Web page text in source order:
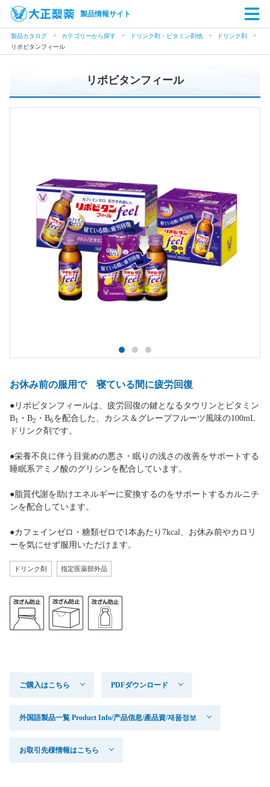
製品情報サイト
製品カタログ カテゴリーから探す ドリンク剤・ビタミン剤他
ドリンク剤
リポビタンフィール
リポビタンフィール
お休み前の服用で 寝ている間に疲労回復
●リポビタンフィールは、疲労回復の鍵となるタウリンとビタミン
B1 ・B2 ・B6を配合した、カシス＆グレープフルーツ風味の100mL
ドリンク剤です。
●栄養不良に伴う目覚めの悪さ・眠りの浅さの改善をサポートする
睡眠系アミノ酸のグリシンを配合しています。
●脂質代謝を助けエネルギーに変換するのをサポートするカルニチ
ンを配合しています。
●カフェインゼロ・糖類ゼロで1本あたり7kcal、お休み前やカロリ
ーを気にせず服用いただけます。
ドリンク剤 指定医薬部外品
ご購入はこちら PDFダウンロード
外国語製品一覧 Product Info/产品信息/產品資/제품정보
お取引先様情報はこちら